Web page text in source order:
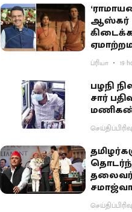
ஆஸ்கர்
பகிர்வு
ப்ரியா 19
பழநி
சார்
செய்திப்பிரிவு
அகிலேஷ்
செய்திப்பிரிவு